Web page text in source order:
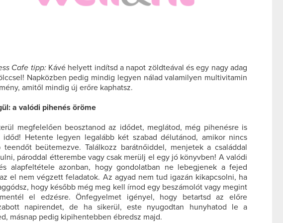
Cafe tipp:Kávé helyett indítsd a napot zöldteával és egy nagy adag
Napközben pedig mindig legyen nálad valamilyen multivitamin
amitől mindig új erőre kaphatsz.
a valódi pihenés öröme
megfelelően beosztanod az idődet, meglátod, még pihenésre is
időd! Hetente legyen legalább két szabad délutánod, amikor nincs
teendőt beütemezve. Találkozz barátnőiddel, menjetek a családdal
pároddal étterembe vagy csak merülj el egy jó könyvben! A valódi
alapfeltétele azonban, hogy gondolatban ne lebegjenek a fejed
el nem végzett feladatok. Az agyad nem tud igazán kikapcsolni, ha
hogy később még meg kell írnod egy beszámolót vagy megint
el edzésre. Önfegyelmet igényel, hogy betartsd az előre
napirendet, de ha sikerül, este nyugodtan hunyhatod le a
másnap pedig kipihentebben ébredsz majd.